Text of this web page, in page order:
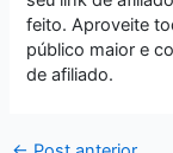
feito. Aproveite
público maior e
de afiliado.